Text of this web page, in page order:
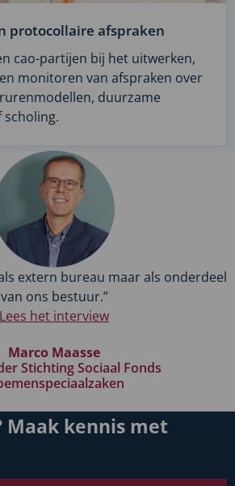
protocollaire afspraken
cao-partijen bij het uitwerken,
monitoren van afspraken over
duurzame
extern bureau maar als onderdeel
van ons bestuur.”
Lees het interview
Marco Maasse
Stichting Sociaal Fonds
Maak kennis met